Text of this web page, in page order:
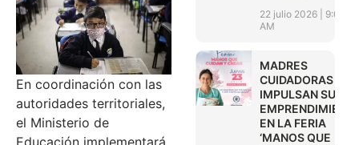
En coordinación con las
autoridades territoriales,
el Ministerio de
22 julio 2026
9:01
AM
MADRES
CUIDADORAS
IMPULSAN SUS
EN LA FERIA
‘MANOS QUE